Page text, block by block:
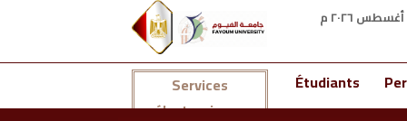
Services
électroniques
Étudiants